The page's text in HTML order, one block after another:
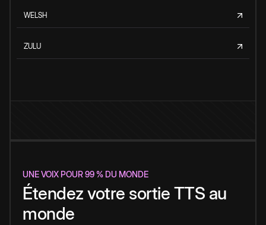
WELSH
ZULU
UNE VOIX POUR 99 % DU MONDE
Étendez votre sortie TTS au
monde